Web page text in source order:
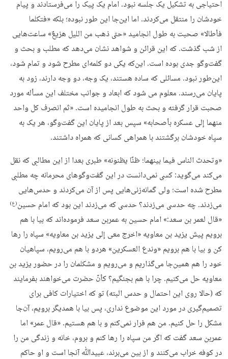
احتیاجی به تشکیل یک جلسه نبود. امام یک پیک را می‌فرستادند و پیام
خودشان را منتقل می‌کردند. اما این‌جا این طور نبوده؛ بلکه «فتکلما
فأطالا» صحبت به طول انجامید «حتى ذهب من اللیل هزیعٌ» ساعت‌هایی
از شب گذشت. که این قرائن و شواهد نشان می‌دهد که مطلب و بحث و
گفت‌وگو جدی بوده است. این‌که یکی دو کلمه‌ای مطرح شود و تمام شود،
این‌طور نبود. مسائلی که ساده هستند، یک وجه، دو وجه دارند، زود به
پایان می‌رسند. معلوم می شود که ابعاد و جوانب مختلف این مسأله مورد
صحبت قرار گرفته و بحث به طول انجامیده است. «ثم انصرف کل واحد
منهما إلى عسکره بأصحابه» سپس بعد از پایان این گفت‌وگو، هر یک به
سپاه خودشان برگشتند با همراهی کسانی که همراه داشتند.
«وتحدث الناس فیما بینهما؛ ظنًا یظنونه» طبری بعدا از این مطالبی که نقل
می‌کند می‌گوید: کسی نمی‌دانست در این گفت‌وگوهای محرمانه چه مطلبی
مطرح شده است؛ ولی گمانه‌زنی‌هایی پس از آن می‌کردند و حدس‌هایی
می‌زدند. چه حدسی می‌زدند؟ حدسی که می‌زدند این بود که امام حسین(ع)
«قال لعمر بن سعد:» امام حسین به عمربن سعد فرموده‌اند که بیا با هم
برویم پیش یزید بن معاویه «اخرج معی إلى یزید بن معاویه» سپاه را رها
کن و بیا با هم برویم «وندع العسکرین» هردو با هم می‌رویم، سپاهیان
خود را هم همین‌جا می‌گذاریم و می‌رویم و مشکلمان را در حضور یزید بن
معاویه حل می‌کنیم. چرا با هم بجنگیم؟ کأنّ حضرت می‌خواهند بفرمایند
که (حالا روی این احتمال و حدس البته) تو که اختیارات کافی برای
تصمیم‌گیری در مورد این موضوع نداری، پس بیا با همدیگر برویم، آن‌جا
مشکل را حل کنیم. من هم فرار نمی‌کنم و با هم هستیم. «قال عمر» اما
عمربن سعد گفت که اگر من سپاه را رها کنم و بروم، خانه و زندگی من را
در کوفه خراب می‌کنند و‌ از بین می‌برند، عبیدﷲ آنجا است و او حاکم